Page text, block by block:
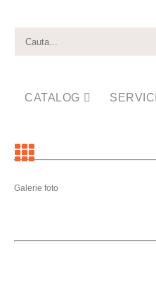
CATALOG SERVICII
Galerie foto